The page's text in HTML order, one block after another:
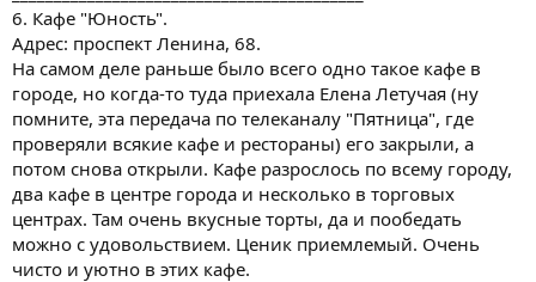
6. Кафе "Юность".
Адрес: проспект Ленина, 68.
На самом деле раньше было всего одно такое кафе в
городе, но когда-то туда приехала Елена Летучая (ну
помните, эта передача по телеканалу "Пятница", где
проверяли всякие кафе и рестораны) его закрыли, а
потом снова открыли. Кафе разрослось по всему городу,
два кафе в центре города и несколько в торговых
центрах. Там очень вкусные торты, да и пообедать
можно с удовольствием. Ценик приемлемый. Очень
чисто и уютно в этих кафе.